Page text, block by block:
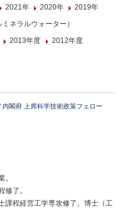
2021年 2020年
2019年
ネラルウォーター）
2013年度
2012年度
閣府 上席科学技術政策フェロー
。
修了。
課程経営工学専攻修了。博士（工